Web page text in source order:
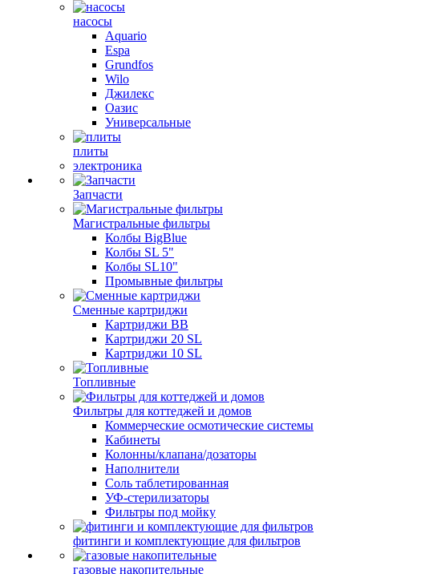
насосы
Aquario
Espa
Grundfos
Wilo
Джилекс
Оазис
Универсальные
плиты
электроника
Запчасти
Магистральные фильтры
Колбы BigBlue
Колбы SL 5"
Колбы SL10"
Промывные фильтры
Сменные картриджи
Картриджи BB
Картриджи 20 SL
Картриджи 10 SL
Топливные
Фильтры для коттеджей и домов
Коммерческие осмотические системы
Кабинеты
Колонны/клапана/дозаторы
Наполнители
Соль таблетированная
УФ-стерилизаторы
Фильтры под мойку
фитинги и комплектующие для фильтров
газовые накопительные